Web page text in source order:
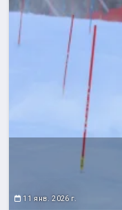
11 янв. 2026 г.